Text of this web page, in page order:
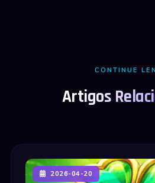
CONTINUE
Artigos
2026-04-20